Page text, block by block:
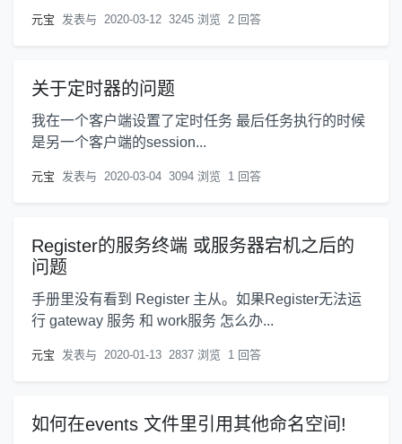
元宝 发表与 2020-03-12 3245 浏览 2 回答
关于定时器的问题
我在一个客户端设置了定时任务 最后任务执行的时候
是另一个客户端的session...
元宝 发表与 2020-03-04 3094 浏览 1 回答
Register的服务终端 或服务器宕机之后的
问题
手册里没有看到 Register 主从。如果Register无法运
行 gateway 服务 和 work服务 怎么办...
元宝 发表与 2020-01-13 2837 浏览 1 回答
如何在events 文件里引用其他命名空间!